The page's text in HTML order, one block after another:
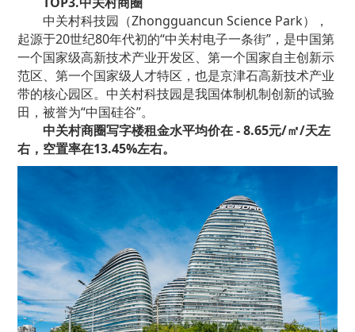
中关村科技园（Zhongguancun Science Park），
起源于20世纪80年代初的“中关村电子一条街”，是中国第
一个国家级高新技术产业开发区、第一个国家自主创新示
范区、第一个国家级人才特区，也是京津石高新技术产业
带的核心园区。中关村科技园是我国体制机制创新的试验
田，被誉为“中国硅谷”。
中关村商圈写字楼租金水平均价在 - 8.65元/㎡/天左
右，空置率在13.45%左右。